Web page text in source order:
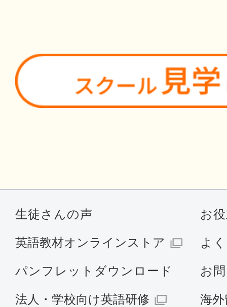
生徒さんの声 お
英語教材オンラインストア よ
パンフレットダウンロード お
法人・学校向け英語研修 海